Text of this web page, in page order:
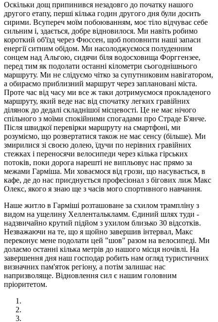
Оскільки дощ припинився незадовго до початку нашого
другого етапу, перші кілька годин другого дня були досить
сирими. Всупереч моїм побоюванням, моє тіло відчуває себе
сильним і, здається, добре відновилося. Ми навіть робимо
короткий об'їзд через Фюссен, щоб поповнити наші запаси
енергії ситним обідом. Ми насолоджуємося полуденним
сонцем над Альгою, сидячи біля водосховища Форггензее,
перед тим як подолати останні кілометри сьогоднішнього
маршруту. Ми не слідуємо чітко за супутниковим навігатором,
а обираємо приблизний маршрут через заплановані міста.
Проте час від часу ми все ж таки дотримуємося прокладеного
маршруту, який веде нас від спочатку легких гравійних
ділянок до дедалі складнішої місцевості. Це не має нічого
спільного з моїми спокійними спогадами про Страде Б'янче.
Після швидкої перевірки маршруту на смартфоні, ми
розуміємо, що розвертатися також не має сенсу (більше). Ми
змирилися зі своєю долею, їдучи по нерівних гравійних
стежках і переносячи велосипеди через кілька гірських
потоків, поки дорога нарешті не випльовує нас прямо за
межами Гарміша. Ми ховаємося від грози, що насувається, в
кафе, де до нас приєднується професіонал з бігових лиж Макс
Олекс, якого я знаю ще з часів мого спортивного навчання.
Наше житло в Гарміші розташоване за схилом трампліну з
видом на ущелину Хелленталькламм. Єдиний шлях туди -
надзвичайно крутий підйом з ухилом близько 30 відсотків.
Незважаючи на те, що я щойно завершив інтервал, Макс
переконує мене подолати цей "шов" разом на велосипеді. Ми
долаємо останні кілька метрів до нашого місця ночівлі. На
завершення дня наш господар робить нам огляд туристичних
визначних пам'яток регіону, а потім залишає нас
напризволяще. Відновлення сил є нашим головним
пріоритетом.